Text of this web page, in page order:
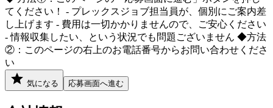
てください！ - プレックスジョブ担当員が、個別にご案内差
し上げます - 費用は一切かかりませんので、ご安心ください
- 情報収集したい、という状況でも問題ございません ◆方法
②：このページの右上のお電話番号からお問い合わせくださ
い
気になる 応募画面へ進む